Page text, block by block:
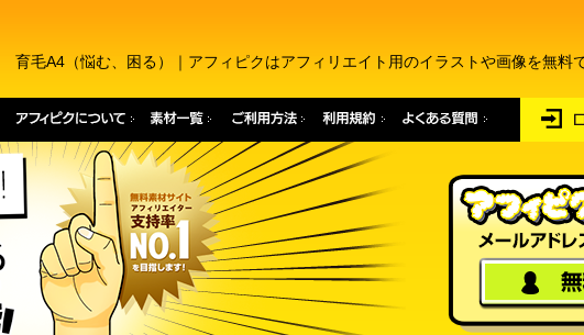
育毛A4（悩む、困る）｜アフィピクはアフィリエイト用のイラストや画像を無料